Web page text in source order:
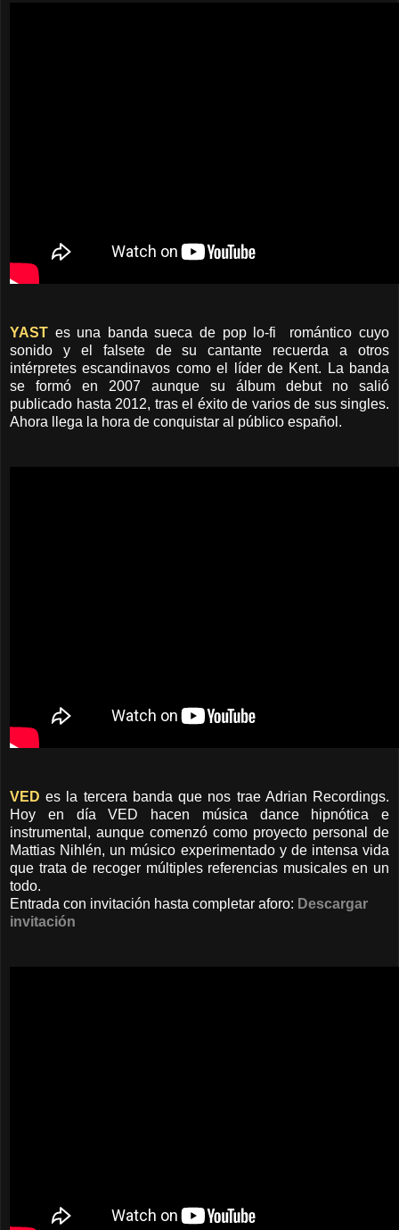
YAST es una banda sueca de pop lo-fi romántico cuyo
sonido y el falsete de su cantante recuerda a otros
intérpretes escandinavos como el líder de Kent. La banda
se formó en 2007 aunque su álbum debut no salió
publicado hasta 2012, tras el éxito de varios de sus singles.
Ahora llega la hora de conquistar al público español.
VED es la tercera banda que nos trae Adrian Recordings.
Hoy en día VED hacen música dance hipnótica e
instrumental, aunque comenzó como proyecto personal de
Mattias Nihlén, un músico experimentado y de intensa vida
que trata de recoger múltiples referencias musicales en un
todo.
Entrada con invitación hasta completar aforo: Descargar
invitación